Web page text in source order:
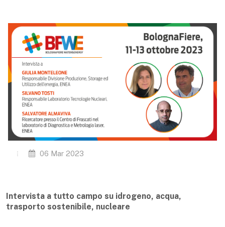
06 Mar 2023
Intervista a tutto campo su idrogeno, acqua,
trasporto sostenibile, nucleare